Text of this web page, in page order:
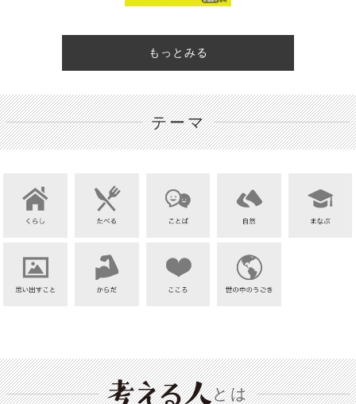
もっとみる
テーマ
とは